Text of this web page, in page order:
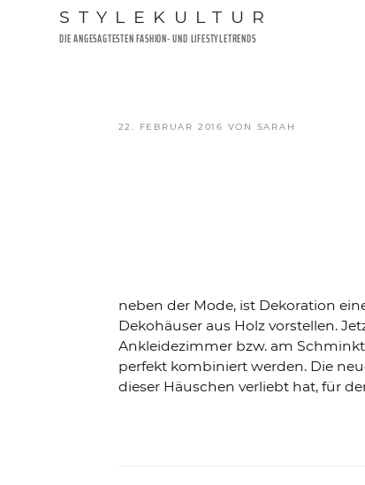
STYLEKULTUR
DIE ANGESAGTESTEN FASHION- UND LIFESTYLETRENDS
VERÖFFENTLICHT
22. FEBRUAR 2016 VON SARAH
neben der Mode, ist Dekoration
Dekohäuser aus Holz vorstellen.
Ankleidezimmer bzw. am
perfekt kombiniert werden. Die
dieser Häuschen verliebt hat, für